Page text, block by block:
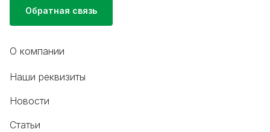
Обратная связь
О компании
Наши реквизиты
Новости
Статьи